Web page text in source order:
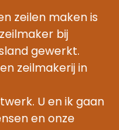
zeilen maken is
bij
gewerkt.
zeilmakerij in
U en ik gaan
en onze